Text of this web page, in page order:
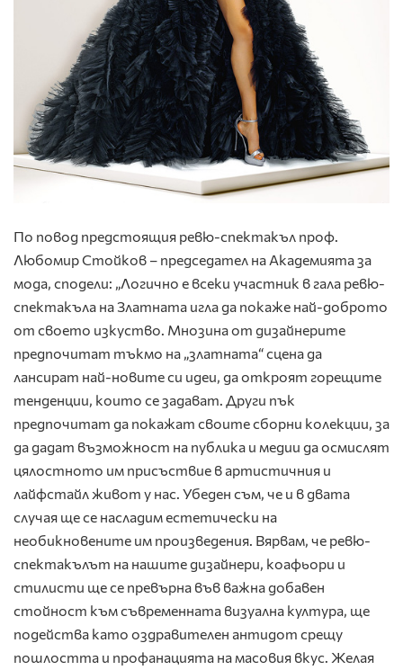
По повод предстоящия ревю-спектакъл проф.
Любомир Стойков – председател на Академията за
мода, сподели: „Логично е всеки участник в гала ревю-
спектакъла на Златната игла да покаже най-доброто
от своето изкуство. Мнозина от дизайнерите
предпочитат тъкмо на „златната“ сцена да
лансират най-новите си идеи, да откроят горещите
тенденции, които се задават. Други пък
предпочитат да покажат своите сборни колекции, за
да дадат възможност на публика и медии да осмислят
цялостното им присъствие в артистичния и
лайфстайл живот у нас. Убеден съм, че и в двата
случая ще се насладим естетически на
необикновените им произведения. Вярвам, че ревю-
спектакълът на нашите дизайнери, коафьори и
стилисти ще се превърна във важна добавен
стойност към съвременната визуална култура, ще
подейства като оздравителен антидот срещу
пошлостта и профанацията на масовия вкус. Желая